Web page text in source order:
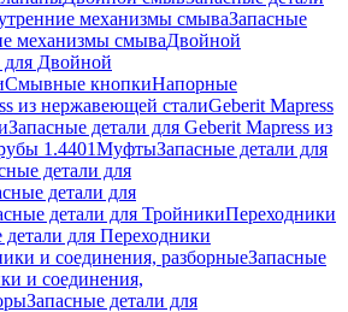
механизмы смываЗапасные
механизмы смываДвойной
для Двойной
Смывные кнопкиНапорные
из нержавеющей сталиGeberit Mapress
Запасные детали для Geberit Mapress из
1.4401МуфтыЗапасные детали для
детали для
детали для
детали для ТройникиПереходники
детали для Переходники
и соединения, разборныеЗапасные
и соединения,
Запасные детали для